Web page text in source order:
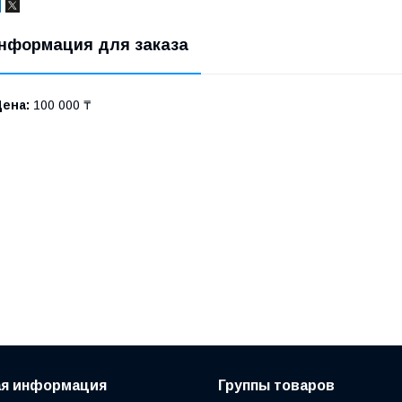
для заказа
100 000 ₸
информация Группы товаров